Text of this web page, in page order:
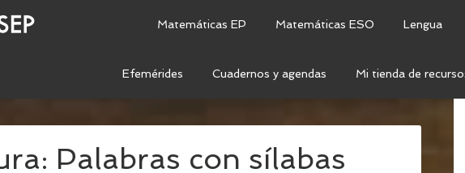
Matemáticas EP Matemáticas ESO Lengua
Efemérides Cuadernos y agendas Mi tienda de
LECTOESCRITURA: PALABRAS CON
Palabras con sílabas